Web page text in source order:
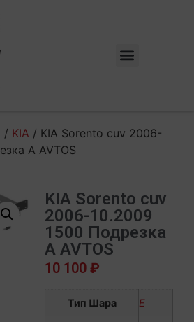
/ KIA / KIA Sorento cuv 2006-
A AVTOS
KIA Sorento cuv
2006-10.2009
1500 Подрезка
A AVTOS
10 100 ₽
Тип Шара E